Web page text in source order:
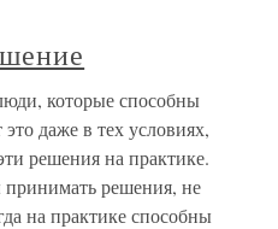
которые способны
даже в тех условиях,
решения на практике.
решения, не
на практике способны